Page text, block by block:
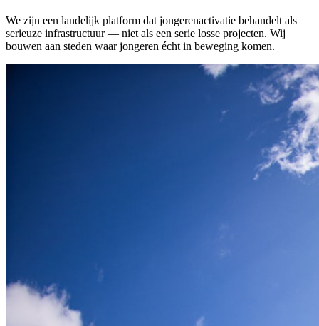
We zijn een landelijk platform dat jongerenactivatie behandelt als
serieuze infrastructuur — niet als een serie losse projecten. Wij
bouwen aan steden waar jongeren écht in beweging komen.